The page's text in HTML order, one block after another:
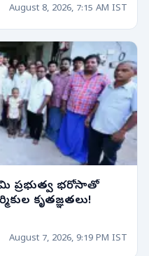
August 8, 2026, 7:15 AM IST
ప్రభుత్వ భరోసాతో
కృతజ్ఞతలు!
August 7, 2026, 9:19 PM IST